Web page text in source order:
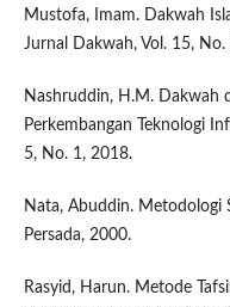
Mustofa, Imam. Dakwah
Jurnal Dakwah, Vol. 15, No.
Nashruddin, H.M. Dakwah
Perkembangan Teknologi
5, No. 1, 2018.
Nata, Abuddin. Metodologi
Persada, 2000.
Rasyid, Harun. Metode